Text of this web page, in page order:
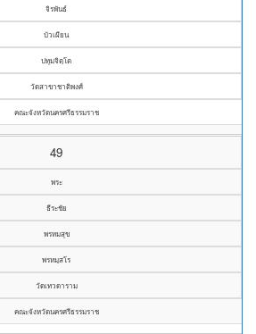
จิรพันธ์
บัวเผียน
ปทุมจิตฺโต
วัดสาขาชาติพงศ์
คณะจังหวัดนครศรีธรรมราช
49
พระ
ธีระชัย
พรหมสุข
พรหมฺสโร
วัดเทวดาราม
คณะจังหวัดนครศรีธรรมราช